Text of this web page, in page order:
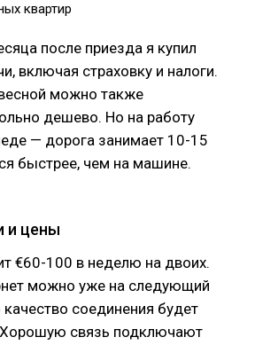
квартир
после приезда я купил
включая страховку и налоги.
можно также
дешево. Но на работу
— дорога занимает 10-15
быстрее, чем на машине.
и цены
€60-100 в неделю на двоих.
можно уже на следующий
соединения будет
связь подключают